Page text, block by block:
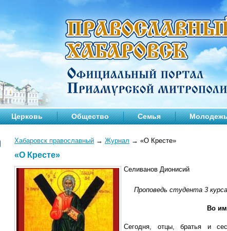
Церковь Общество Семья
Хабаровск православный → Журнал → «О Кресте»
«О Кресте»
Селиванов Дионисий
Проповедь студента 3
Во
Сегодня, отцы, братья и